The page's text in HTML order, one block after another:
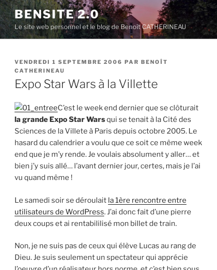
Aller
au
contenu
principal
BENSITE 2.0
Le site web personnel et le blog de Benoît CATHERINEAU
PUBLIÉ
LE
VENDREDI 1 SEPTEMBRE 2006 PAR BENOÎT
CATHERINEAU
Expo Star Wars à la Villette
C’est le week end dernier que se clôturait
la grande Expo Star Warsqui se tenait à la Cité des
Sciences de la Villete à Paris depuis octobre 2005. Le
hasard du calendrier a voulu que ce soit ce même week
end que je m’y rende. Je voulais absolument y aller… et
bien j’y suis allé… l’avant dernier jour, certes, mais je l’ai
vu quand même !
Le samedi soir se déroulait la 1ère rencontre entre
utilisateurs de WordPress. J’ai donc fait d’une pierre
deux coups et ai rentabililisé mon billet de train.
Non, je ne suis pas de ceux qui élève Lucas au rang de
Dieu. Je suis seulement un spectateur qui apprécie